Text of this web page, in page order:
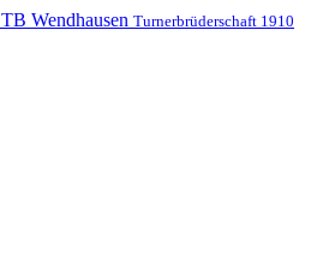
TB Wendhausen Turnerbrüderschaft 1910